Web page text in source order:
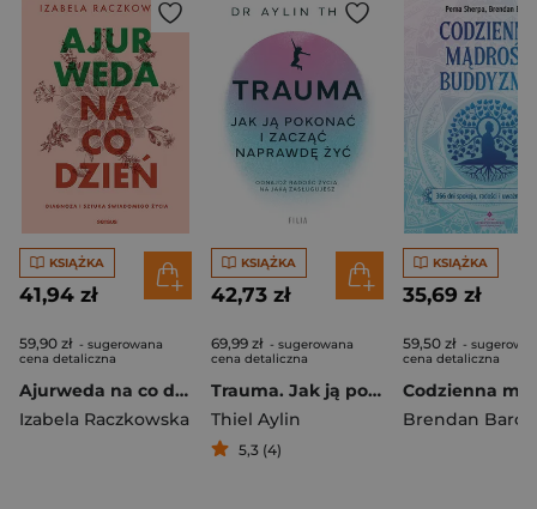
KSIĄŻKA
41,94 zł
59,90 zł - sugerowana
cena detaliczna
Ajurweda na co dzień. Diagnoza i sztuka świadomego życia
Izabela Raczkowska
KSIĄŻKA
42,73 zł
69,99 zł - sugerowana
cena detaliczna
Trauma. Jak ją pokonać i zacząć naprawdę żyć
Thiel Aylin
5,3 (4)
KSIĄŻKA
35,69 zł
59,50 zł -
cena detaliczna
Brendan Barca